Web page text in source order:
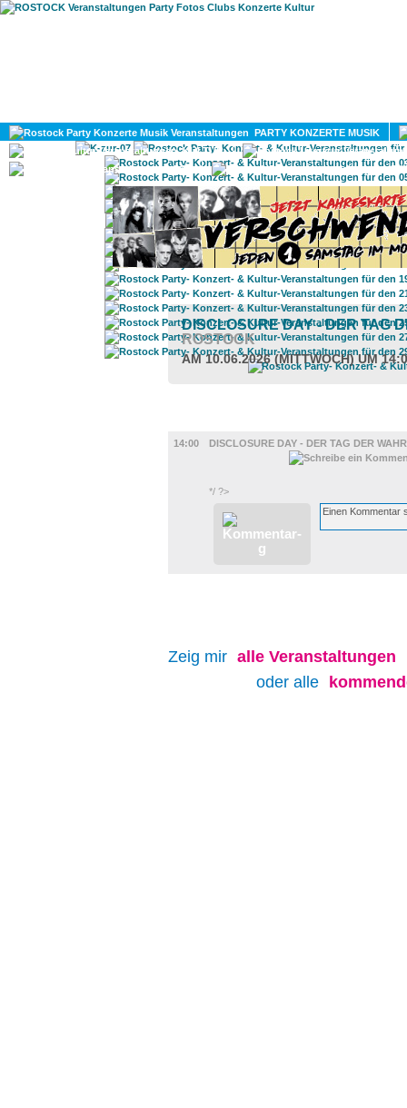
PARTY KONZERTE MUSIK
KULTUR
GAY
DISCLOSURE DAY - DER TAG
ROSTOCK
AM 10.06.2026 (MITTWOCH) UM
14:00
DISCLOSURE DAY - DER TAG DER
*/ ?>
Zeig mir alle Veranstaltungen
oder alle